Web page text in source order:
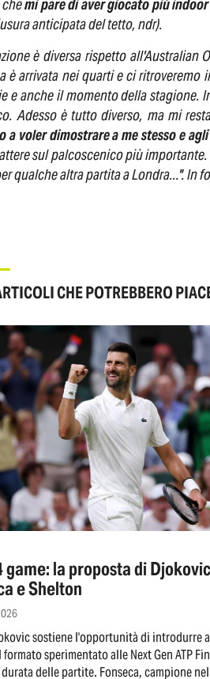
chemi pare di aver giocato più
anticipata del tetto, ndr).
è diversa rispetto
è arrivata nei quarti e ci
e anche il momento della stagione.
Adesso è tutto diverso, ma mi
a voler dimostrare a me stesso e
sul palcoscenico più
qualche altra partita a Londra...". In
CHE POTREBBERO
game: la proposta di
e Shelton
sostiene l'opportunità di introdurre
sperimentato alle Next Gen ATP
delle partite. Fonseca, campione